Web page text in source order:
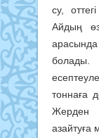
су,
Айдың
тоннаға
Жерден
азайтуға